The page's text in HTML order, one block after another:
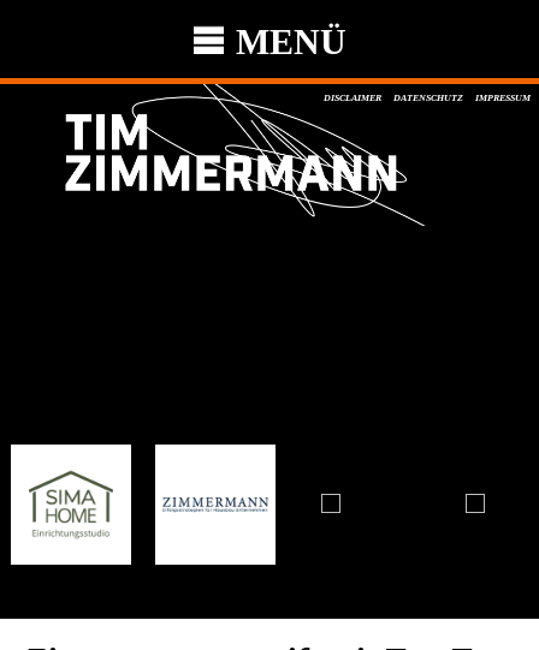
MENÜ
DISCLAIMER DATENSCHUTZ IMPRESSUM